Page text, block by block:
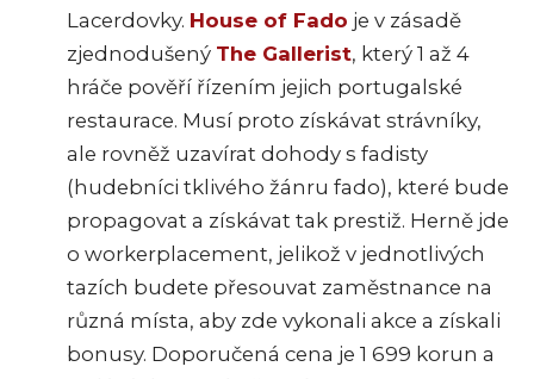
Lacerdovky. House of Fado je v zásadě
zjednodušený The Gallerist, který 1 až 4
hráče pověří řízením jejich portugalské
restaurace. Musí proto získávat strávníky,
ale rovněž uzavírat dohody s fadisty
(hudebníci tklivého žánru fado), které bude
propagovat a získávat tak prestiž. Herně jde
o workerplacement, jelikož v jednotlivých
tazích budete přesouvat zaměstnance na
různá místa, aby zde vykonali akce a získali
bonusy. Doporučená cena je 1 699 korun a